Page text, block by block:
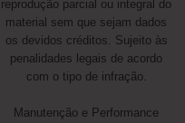
reprodução parcial ou integral do
material sem que sejam dados
os devidos créditos. Sujeito às
penalidades legais de acordo
com o tipo de infração.
Manutenção e Performance